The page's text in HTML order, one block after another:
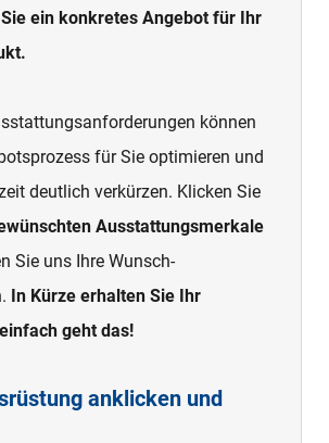
ein konkretes Angebot für Ihr
können
für Sie optimieren und
deutlich verkürzen. Klicken Sie
Ausstattungsmerkale
Sie uns Ihre Wunsch-
In Kürze erhalten Sie Ihr
geht das!
anklicken und